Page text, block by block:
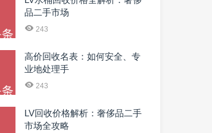
品二手市场
243
高价回收名表：如何安全、专
业地处理手
243
LV回收价格解析：奢侈品二手
市场全攻略